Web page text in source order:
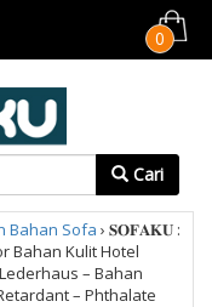
Cari
0
Bahan Sofa › 𝐒𝐎𝐅𝐀𝐊𝐔 :
Bahan Kulit Hotel
– Bahan
– Phthalate